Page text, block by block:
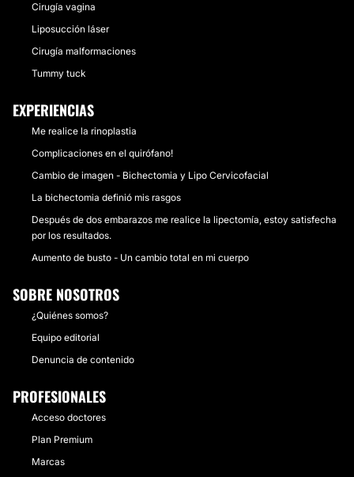
Cirugía vagina
Liposucción láser
Cirugía malformaciones
Tummy tuck
EXPERIENCIAS
Me realice la rinoplastia
Complicaciones en el quirófano!
Cambio de imagen - Bichectomia y Lipo Cervicofacial
La bichectomia definió mis rasgos
Después de dos embarazos me realice la lipectomía, estoy satisfecha
por los resultados.
Aumento de busto - Un cambio total en mi cuerpo
SOBRE NOSOTROS
¿Quiénes somos?
Equipo editorial
Denuncia de contenido
PROFESIONALES
Acceso doctores
Plan Premium
Marcas